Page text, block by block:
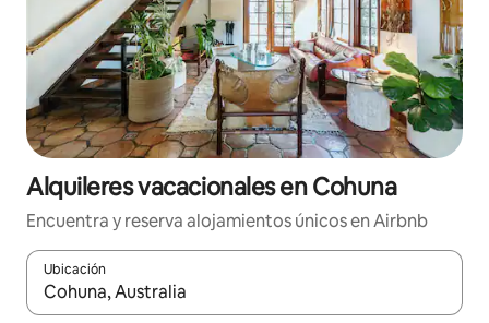
Alquileres vacacionales en Cohuna
Encuentra y reserva alojamientos únicos en Airbnb
Ubicación
Cuando los resultados estén disponibles, navega con las